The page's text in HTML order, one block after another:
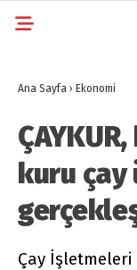
Ana Sayfa › Ekonomi
kuru çay
Çay